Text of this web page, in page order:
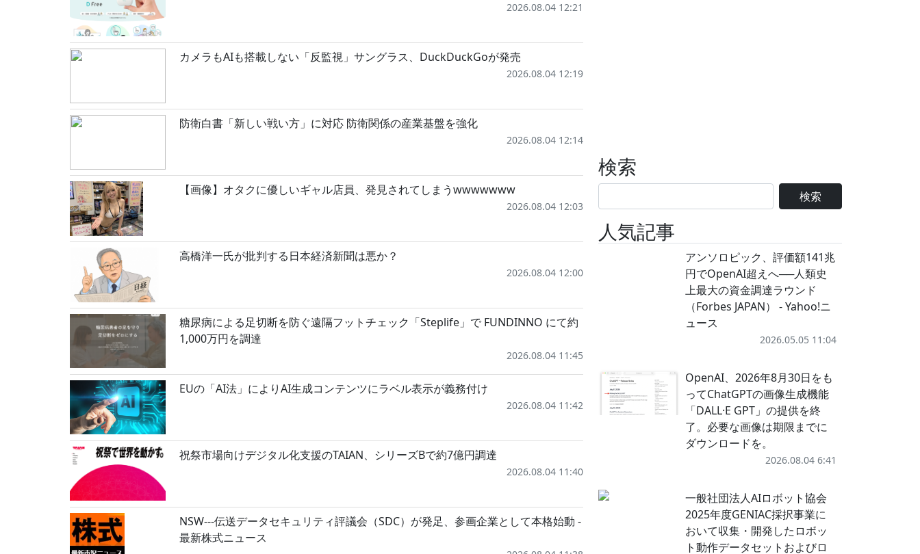
2026.08.04 12:21
カメラもAIも搭載しない「反監視」サングラス、DuckDuckGoが発売
2026.08.04 12:19
防衛白書「新しい戦い方」に対応 防衛関係の産業基盤を強化
2026.08.04 12:14
【画像】オタクに優しいギャル店員、発見されてしまうwwwwwww
2026.08.04 12:03
高橋洋一氏が批判する日本経済新聞は悪か？
2026.08.04 12:00
糖尿病による足切断を防ぐ遠隔フットチェック「Steplife」で FUNDINNO にて約
1,000万円を調達
2026.08.04 11:45
EUの「AI法」によりAI生成コンテンツにラベル表示が義務付け
2026.08.04 11:42
祝祭市場向けデジタル化支援のTAIAN、シリーズBで約7億円調達
2026.08.04 11:40
NSW---伝送データセキュリティ評議会（SDC）が発足、参画企業として本格始動 -
最新株式ニュース
検索
検索
人気記事
アンソロピック、評価額141兆
円でOpenAI超えへ──人類史
上最大の資金調達ラウンド
（Forbes JAPAN） - Yahoo!ニ
ュース
2026.05.05 11:04
OpenAI、2026年8月30日をも
ってChatGPTの画像生成機能
「DALL·E GPT」の提供を終
了。必要な画像は期限までに
ダウンロードを。
2026.08.04 6:41
一般社団法人AIロボット協会
2025年度GENIAC採択事業に
おいて収集・開発したロボッ
ト動作データセットおよびロ